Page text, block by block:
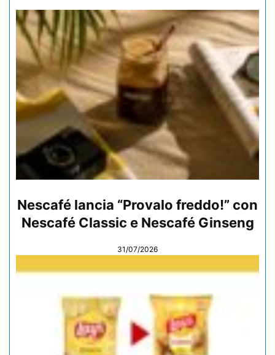
Nescafé lancia “Provalo freddo!” con
Nescafé Classic e Nescafé Ginseng
31/07/2026